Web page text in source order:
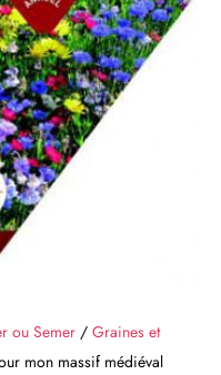
ou Semer /Graines et
mon massif médiéval